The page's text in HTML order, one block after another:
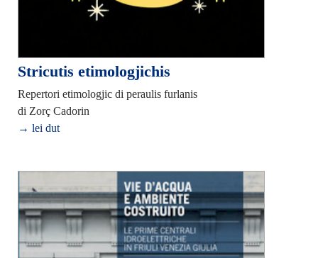
Stricutis etimologjichis
Repertori etimologjic di peraulis furlanis
di Zorç Cadorin
→ lei dut